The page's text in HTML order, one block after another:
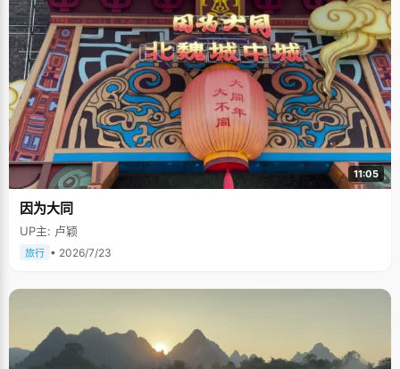
11:05
因为大同
UP主: 卢颖
旅行 • 2026/7/23